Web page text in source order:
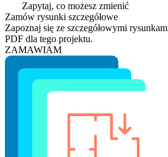
Zapytaj, co możesz zmienić
Zamów rysunki szczegółowe
Zapoznaj się ze szczegółowymi
PDF dla tego projektu.
ZAMAWIAM